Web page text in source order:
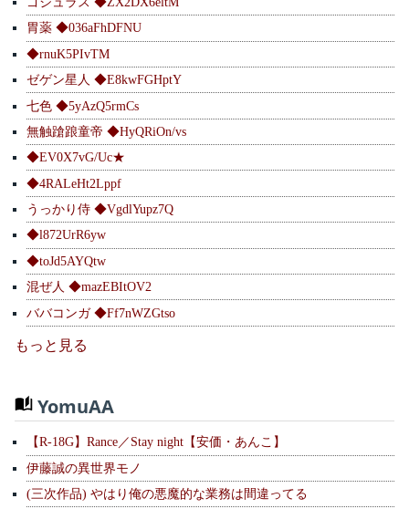
胃薬 ◆036aFhDFNU
◆rnuK5PIvTM
ゼゲン星人 ◆E8kwFGHptY
七色 ◆5yAzQ5rmCs
無触蹌踉童帝 ◆HyQRiOn/vs
◆EV0X7vG/Uc★
◆4RALeHt2Lppf
うっかり侍 ◆VgdlYupz7Q
◆l872UrR6yw
◆toJd5AYQtw
混ぜ人 ◆mazEBItOV2
ババコンガ ◆Ff7nWZGtso
もっと見る
YomuAA
【R-18G】Rance／Stay night【安価・あんこ】
伊藤誠の異世界モノ
(三次作品) やはり俺の悪魔的な業務は間違ってる